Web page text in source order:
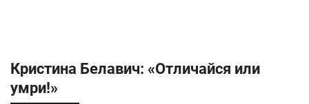
Кристина Белавич: «Отличайся или
умри!»